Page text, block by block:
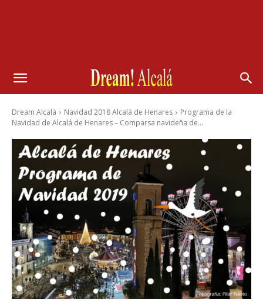
Dream Alcalá Navidad 2018 Alcalá de Henares
Programa de la
Navidad de Alcalá de Henares – Comparsa navideña de...